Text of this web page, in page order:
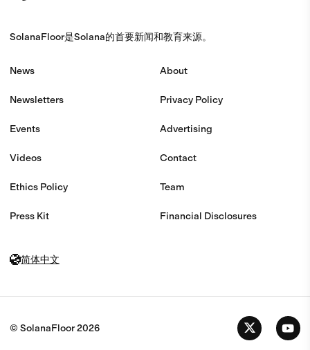
SolanaFloor是Solana的首要新闻和教育来源。
News
Newsletters
Events
Videos
Ethics Policy
Press Kit
About
Privacy Policy
Advertising
Contact
Team
Financial Disclosures
简体中文
© SolanaFloor2026